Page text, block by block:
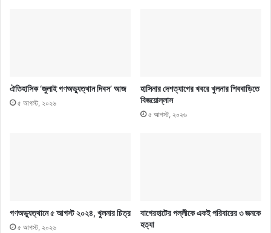
ঐতিহাসিক ‘জুলাই গণঅভ্যুত্থান দিবস’ আজ
৫ আগস্ট, ২০২৬
হাসিনার দেশত্যাগের খবরে খুলনার শিববাড়িতে
বিজয়োল্লাস
৫ আগস্ট, ২০২৬
গণঅভ্যুত্থানে ৫ আগস্ট ২০২৪, খুলনার চিত্র
৫ আগস্ট, ২০২৬
বাগেরহাটের পল্লীকে একই পরিবারের ৩ জনকে
হত্যা